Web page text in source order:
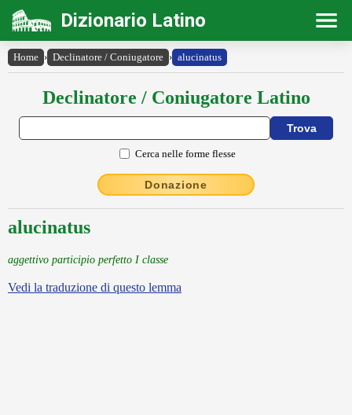
Dizionario Latino
Home › Declinatore / Coniugatore › alucinatus
Declinatore / Coniugatore Latino
Cerca nelle forme flesse
Donazione
alucinatus
aggettivo participio perfetto I classe
Vedi la traduzione di questo lemma